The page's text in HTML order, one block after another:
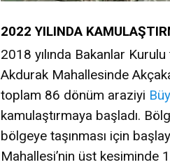
2022 YILINDA
2018 yılında Bakanlar
Akdurak Mahallesinde
toplam 86 dönüm araziyi
kamulaştırmaya başladı.
bölgeye taşınması için
Mahallesi’nin üst kesiminde